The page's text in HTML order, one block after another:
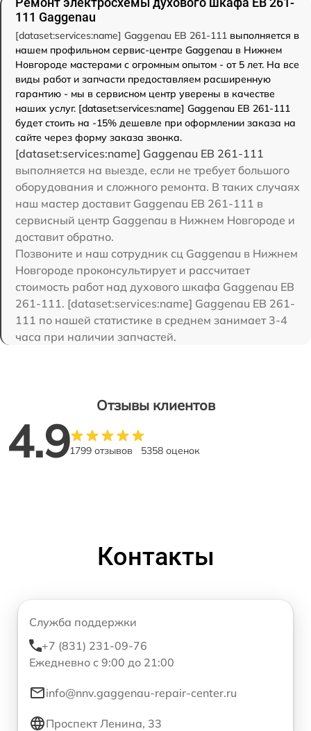
111 Gaggenau
[dataset:services:name] Gaggenau EB 261-111 выполняется в
нашем профильном сервис-центре Gaggenau в Нижнем
Новгороде мастерами с огромным опытом - от 5 лет. На все
виды работ и запчасти предоставляем расширенную
гарантию - мы в сервисном центр уверены в качестве
наших услуг. [dataset:services:name] Gaggenau EB 261-111
будет стоить на -15% дешевле при оформлении заказа на
сайте через форму заказа звонка.
[dataset:services:name] Gaggenau EB 261-111
выполняется на выезде, если не требует большого
оборудования и сложного ремонта. В таких случаях
наш мастер доставит Gaggenau EB 261-111 в
сервисный центр Gaggenau в Нижнем Новгороде и
доставит обратно.
Позвоните и наш сотрудник сц Gaggenau в Нижнем
Новгороде проконсультирует и рассчитает
стоимость работ над духового шкафа Gaggenau EB
261-111. [dataset:services:name] Gaggenau EB 261-
111 по нашей статистике в среднем занимает 3-4
часа при наличии запчастей.
Отзывы клиентов
4.91799 отзывов 5358 оценок
Контакты
Служба поддержки
+7 (831) 231-09-76
Ежедневно с 9:00 до 21:00
info@nnv.gaggenau-repair-center.ru
Проспект Ленина, 33